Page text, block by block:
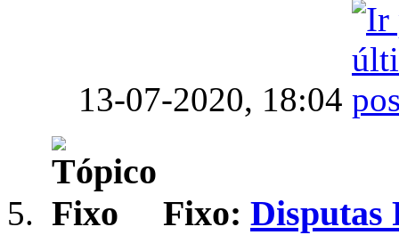
13-07-2020, 18:04
Fixo: Disputas